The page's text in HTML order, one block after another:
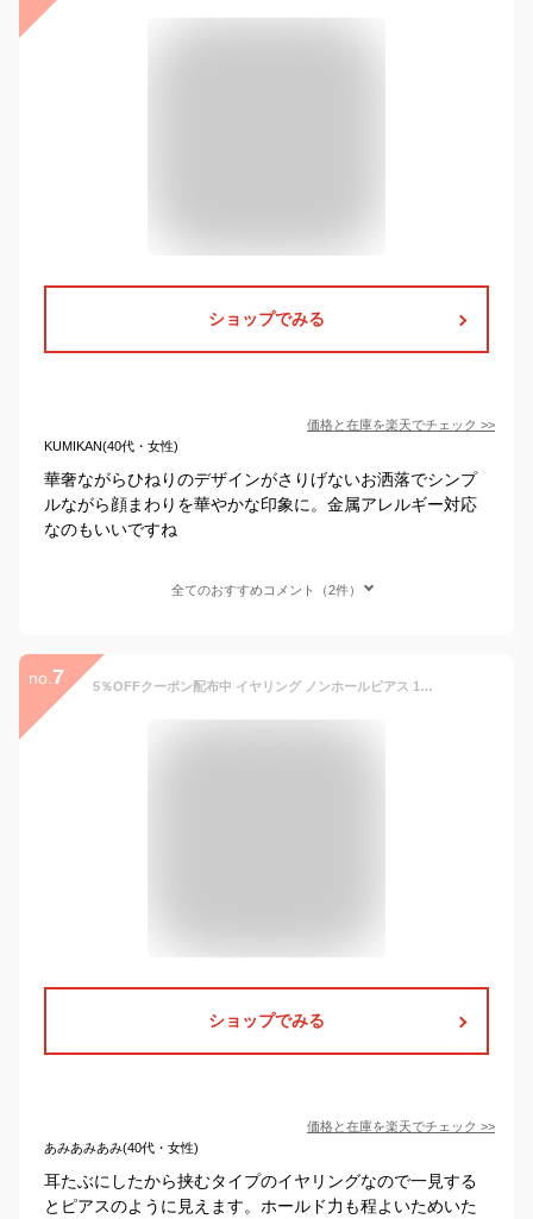
ショップでみる
価格と在庫を楽天でチェック >>
KUMIKAN(40代・女性)
華奢ながらひねりのデザインがさりげないお洒落でシンプ
ルながら顔まわりを華やかな印象に。金属アレルギー対応
なのもいいですね
全てのおすすめコメント（2件）
no. 7 5％OFFクーポン配布中 イヤリング ノンホールピアス 1粒 痛くない 結婚式 レディース ブランド シンプル ゴールド おしゃれ ノンホール ノンホールイヤリング プレゼント 夏 秋
ショップでみる
価格と在庫を楽天でチェック >>
あみあみあみ(40代・女性)
耳たぶにしたから挟むタイプのイヤリングなので一見する
とピアスのように見えます。ホールド力も程よいためいた